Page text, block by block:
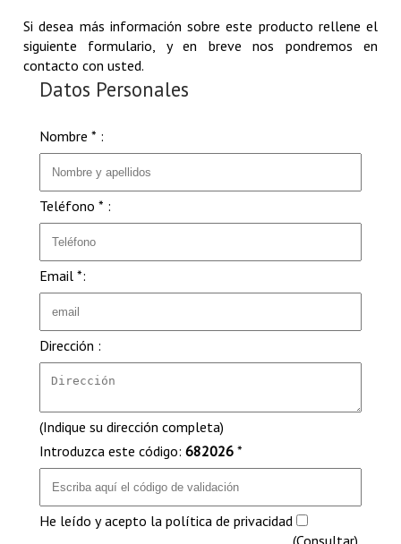
Si desea más información sobre este producto rellene el
siguiente formulario, y en breve nos pondremos en
contacto con usted.
Datos Personales
Nombre * :
Teléfono * :
Email *:
Dirección :
(Indique su dirección completa)
Introduzca este código: 682026 *
He leído y acepto la política de privacidad